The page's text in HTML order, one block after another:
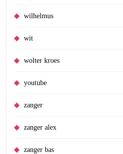
wilhelmus
wit
wolter kroes
youtube
zanger
zanger alex
zanger bas